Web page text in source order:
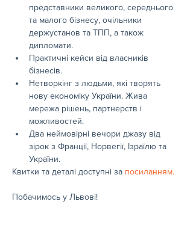
представники великого, середнього
та малого бізнесу, очільники
держустанов та ТПП, а також
дипломати.
Практичні кейси від власників
бізнесів.
Нетворкінг з людьми, які творять
нову економіку України. Жива
мережа рішень, партнерств і
можливостей.
Два неймовірні вечори джазу від
зірок з Франції, Норвегії, Ізраїлю та
України.
Квитки та деталі доступні за посиланням.
Побачимось у Львові!